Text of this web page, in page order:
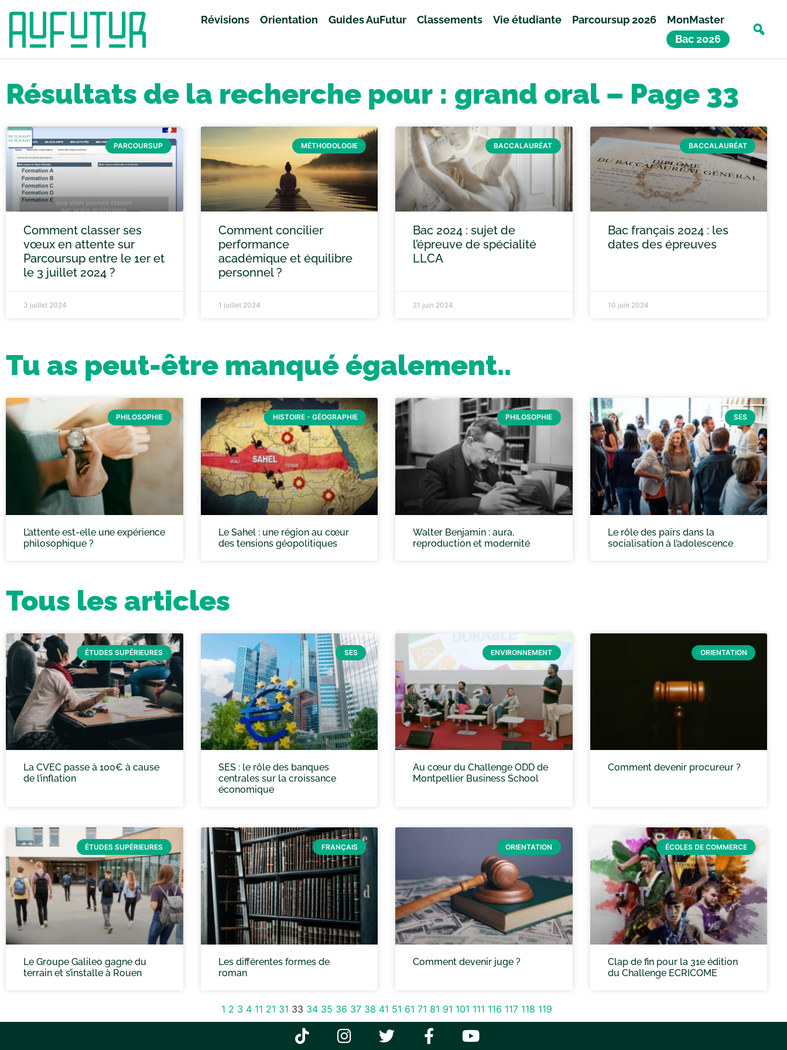
Révisions Orientation Guides AuFutur Classements Vie étudiante Parcoursup 2026
MonMaster
Bac 2026
Résultats de la recherche pour : grand oral – Page 33
PARCOURSUP
Comment classer ses
vœux en attente sur
Parcoursup entre le 1er et
le 3 juillet 2024 ?
3 juillet 2024
MÉTHODOLOGIE
Comment concilier
performance
académique et équilibre
personnel ?
1 juillet 2024
BACCALAURÉAT
Bac 2024 : sujet de
l’épreuve de spécialité
LLCA
21 juin 2024
BACCALAURÉAT
Bac français 2024 : les
dates des épreuves
10 juin 2024
Tu as peut-être manqué également..
PHILOSOPHIE
L’attente est-elle une expérience
philosophique ?
HISTOIRE - GÉOGRAPHIE
Le Sahel : une région au cœur
des tensions géopolitiques
PHILOSOPHIE
Walter Benjamin : aura,
reproduction et modernité
SES
Le rôle des pairs dans la
socialisation à l’adolescence
Tous les articles
ÉTUDES SUPÉRIEURES
La CVEC passe à 100€ à cause
de l’inflation
SES
SES : le rôle des banques
centrales sur la croissance
économique
ENVIRONNEMENT
Au cœur du Challenge ODD de
Montpellier Business School
ORIENTATION
Comment devenir procureur ?
ÉTUDES SUPÉRIEURES
Le Groupe Galileo gagne du
terrain et s’installe à Rouen
FRANÇAIS
Les différentes formes de
roman
ORIENTATION
Comment devenir juge ?
ÉCOLES DE COMMERCE
Clap de fin pour la 31e édition
du Challenge ECRICOME
1 2 3 4 11 21 31 33 34 35 36 37 38 41 51 61 71 81 91 101 111 116 117 118 119